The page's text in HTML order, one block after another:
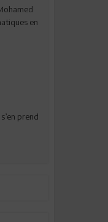
en
prend